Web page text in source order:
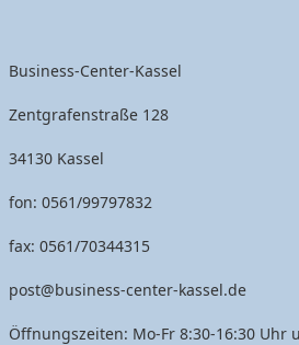
Business-Center-Kassel
Zentgrafenstraße 128
34130 Kassel
fon: 0561/99797832
fax: 0561/70344315
post@business-center-kassel.de
Öffnungszeiten: Mo-Fr 8:30-16:30 Uhr